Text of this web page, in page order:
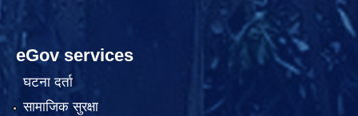
eGov services
घटना दर्ता
सामाजिक सुरक्षा